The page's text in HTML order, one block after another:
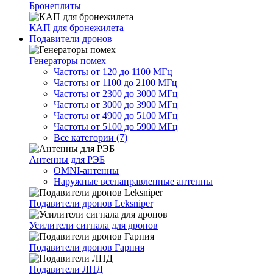
Бронеплиты
КАП для бронежилета
Подавители дронов
Генераторы помех
Частоты от 120 до 1100 МГц
Частоты от 1100 до 2100 МГц
Частоты от 2300 до 3000 МГц
Частоты от 3000 до 3900 МГц
Частоты от 4900 до 5100 МГц
Частоты от 5100 до 5900 МГц
Все категории (7)
Антенны для РЭБ
OMNI-антенны
Наружные всенаправленные антенны
Подавители дронов Leksniper
Усилители сигнала для дронов
Подавители дронов Гарпия
Подавители ЛПД